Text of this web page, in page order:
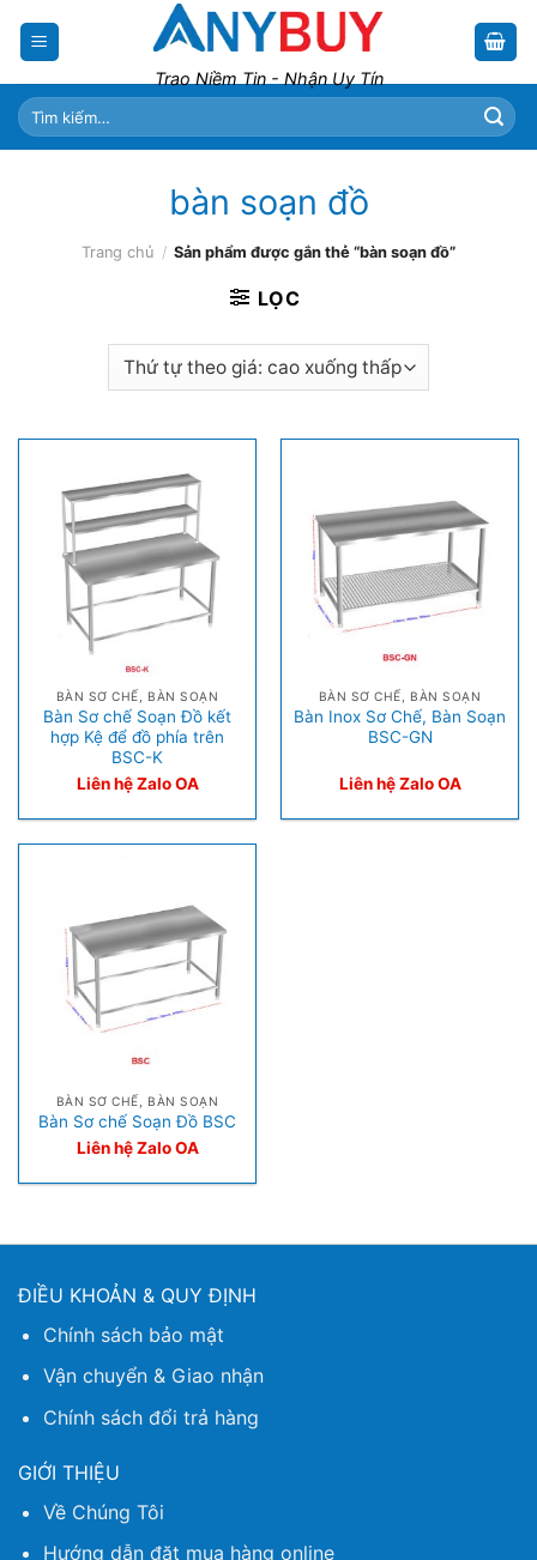
Trao Niềm Tin - Nhận Uy Tín
Tìm
kiếm:
bàn soạn đồ
Trang chủ / Sản phẩm được gắn thẻ “bàn soạn đồ”
LỌC
BÀN SƠ CHẾ, BÀN SOẠN
Bàn Sơ chế Soạn Đồ kết
hợp Kệ để đồ phía trên
BSC-K
Liên hệ Zalo OA
BÀN SƠ CHẾ, BÀN SOẠN
Bàn Inox Sơ Chế, Bàn Soạn
BSC-GN
Liên hệ Zalo OA
BÀN SƠ CHẾ, BÀN SOẠN
Bàn Sơ chế Soạn Đồ BSC
Liên hệ Zalo OA
ĐIỀU KHOẢN & QUY ĐỊNH
Chính sách bảo mật
Vận chuyển & Giao nhận
Chính sách đổi trả hàng
GIỚI THIỆU
Về Chúng Tôi
Hướng dẫn đặt mua hàng online